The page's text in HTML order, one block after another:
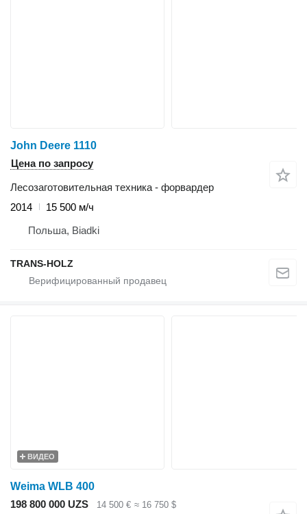
John Deere 1110
Цена по запросу
Лесозаготовительная техника - форвардер
2014
15 500 м/ч
Польша, Biadki
TRANS-HOLZ
ВИДЕО
Weima WLB 400
198 800 000 UZS
14 500 € ≈ 16 750 $